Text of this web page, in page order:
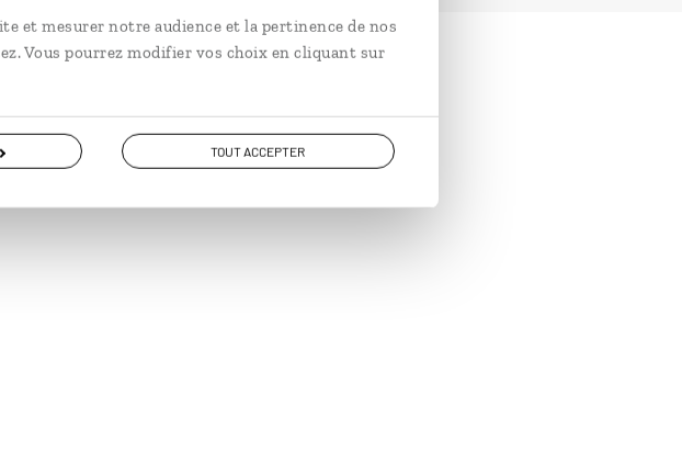
et mesurer notre audience et la pertinence de nos
Vous pourrez modifier vos choix en cliquant sur
TOUT ACCEPTER